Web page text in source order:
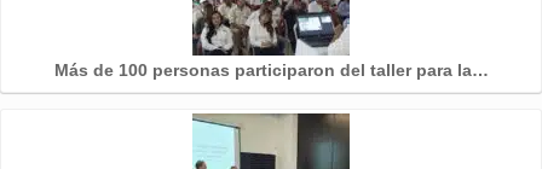
Más de 100 personas participaron del taller para la…